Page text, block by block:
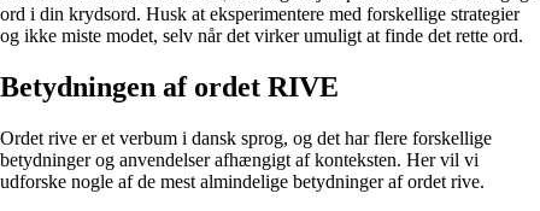
ord i din krydsord. Husk at eksperimentere med forskellige strategier
og ikke miste modet, selv når det virker umuligt at finde det rette ord.
Betydningen af ordet RIVE
Ordet rive er et verbum i dansk sprog, og det har flere forskellige
betydninger og anvendelser afhængigt af konteksten. Her vil vi
udforske nogle af de mest almindelige betydninger af ordet rive.